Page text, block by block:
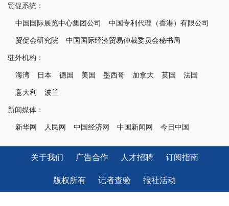
贸促系统：
中国国际展览中心集团公司 中国专利代理（香港）有限公司
贸促会研究院 中国国际经济贸易仲裁委员会秘书局
驻外机构：
海湾 日本 德国 美国 墨西哥 加拿大 英国 法国
意大利 波兰
新闻媒体：
新华网 人民网 中国经济网 中国新闻网 今日中国
关于我们 广告合作 人才招聘 订阅指南
版权所有 记者查验 报社活动